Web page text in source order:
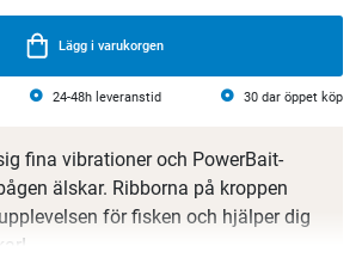
Lägg i varukorgen
24-48h leveranstid 30 dar öppet köp
fina vibrationer och PowerBait-
älskar. Ribborna på kroppen
för fisken och hjälper dig